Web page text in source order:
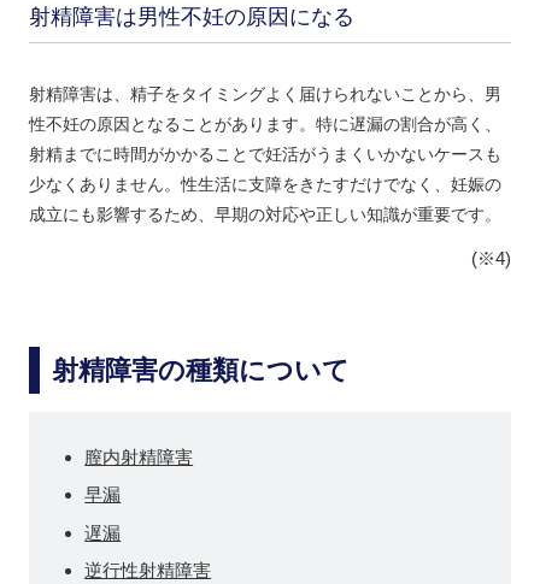
射精障害は男性不妊の原因になる
射精障害は、精子をタイミングよく届けられないことから、男
性不妊の原因となることがあります。特に遅漏の割合が高く、
射精までに時間がかかることで妊活がうまくいかないケースも
少なくありません。性生活に支障をきたすだけでなく、妊娠の
成立にも影響するため、早期の対応や正しい知識が重要です。
(※4)
射精障害の種類について
膣内射精障害
早漏
遅漏
逆行性射精障害